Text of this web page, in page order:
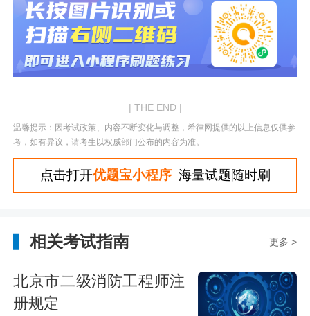
| THE END |
温馨提示：因考试政策、内容不断变化与调整，希律网提供的以上信息仅供参
考，如有异议，请考生以权威部门公布的内容为准。
点击打开优题宝小程序海量试题随时刷
相关考试指南 更多 >
北京市二级消防工程师注
册规定